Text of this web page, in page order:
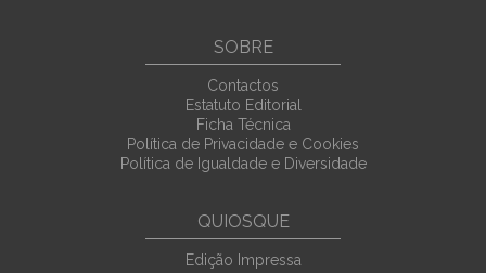
SOBRE
Contactos
Estatuto Editorial
Ficha Técnica
Política de Privacidade e Cookies
Política de Igualdade e Diversidade
QUIOSQUE
Edição Impressa